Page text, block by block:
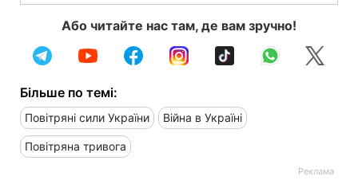
Або читайте нас там, де вам зручно!
Більше по темі:
Повітряні сили України Війна в Україні
Повітряна тривога